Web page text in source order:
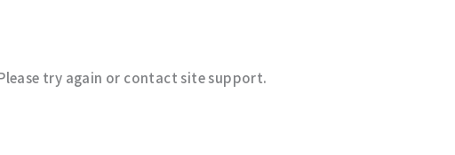
try again or contact site support.